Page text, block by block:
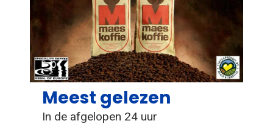
Meest gelezen
In de afgelopen 24 uur